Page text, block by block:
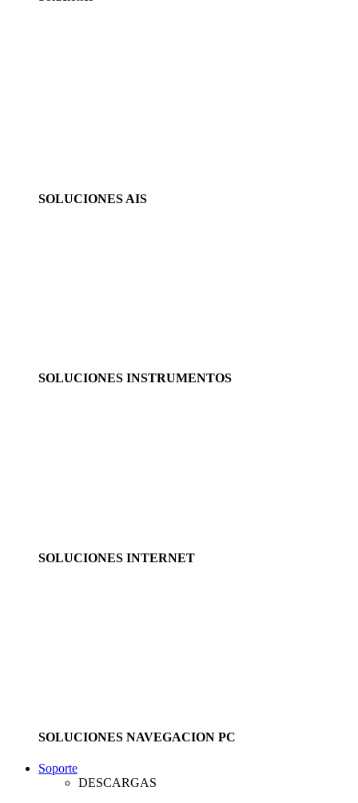
SOLUCIONES AIS
SOLUCIONES INSTRUMENTOS
SOLUCIONES INTERNET
SOLUCIONES NAVEGACION PC
Soporte
DESCARGAS